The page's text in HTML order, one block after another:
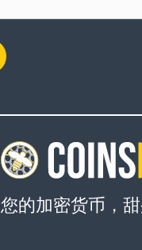
您的加密货币，